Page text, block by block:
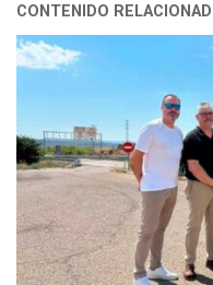
CONTENIDO